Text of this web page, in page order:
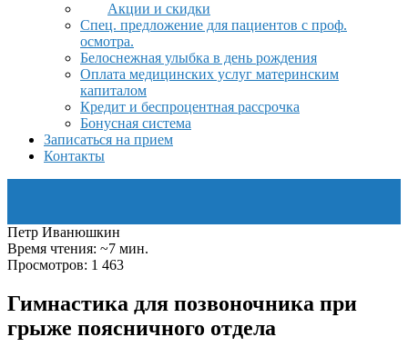
Акции и скидки
Спец. предложение для пациентов с проф.
осмотра.
Белоснежная улыбка в день рождения
Оплата медицинских услуг материнским
капиталом
Кредит и беспроцентная рассрочка
Бонусная система
Записаться на прием
Контакты
Петр Иванюшкин
Время чтения: ~7 мин.
Просмотров: 1 463
Гимнастика для позвоночника при
грыже поясничного отдела